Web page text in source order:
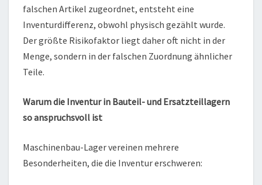
falschen Artikel zugeordnet, entsteht eine
Inventurdifferenz, obwohl physisch gezählt wurde.
Der größte Risikofaktor liegt daher oft nicht in der
Menge, sondern in der falschen Zuordnung ähnlicher
Teile.
Warum die Inventur in Bauteil- und Ersatzteillagern
so anspruchsvoll ist
Maschinenbau-Lager vereinen mehrere
Besonderheiten, die die Inventur erschweren: